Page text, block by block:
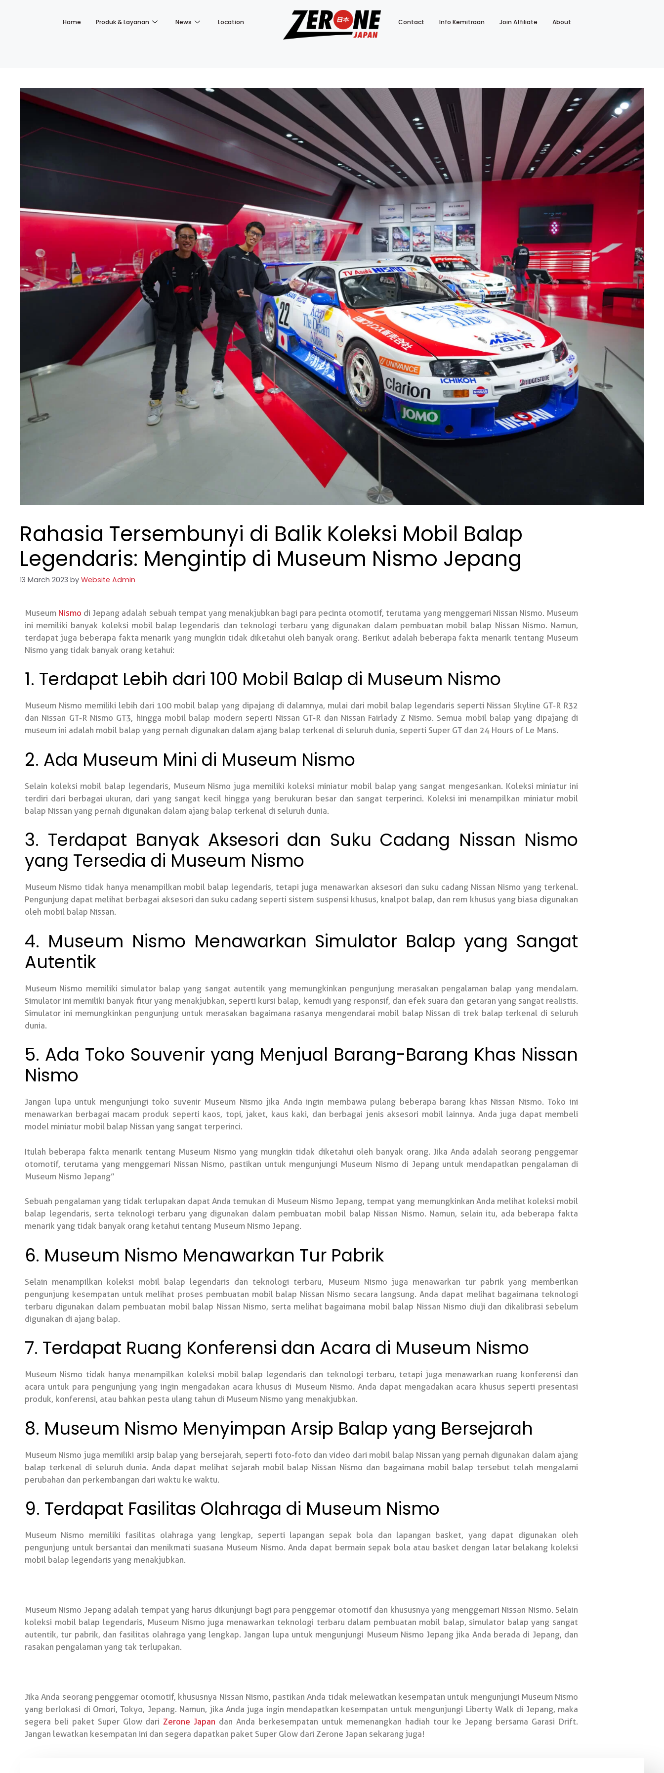
Home Produk & Layanan News Location Contact Info Kemitraan Join Affiliate About
Rahasia Tersembunyi di Balik Koleksi Mobil Balap
Legendaris: Mengintip di Museum Nismo Jepang
13 March 2023 by Website Admin
Museum Nismo di Jepang adalah sebuah tempat yang menakjubkan bagi para pecinta otomotif, terutama yang menggemari Nissan Nismo. Museum
ini memiliki banyak koleksi mobil balap legendaris dan teknologi terbaru yang digunakan dalam pembuatan mobil balap Nissan Nismo. Namun,
terdapat juga beberapa fakta menarik yang mungkin tidak diketahui oleh banyak orang. Berikut adalah beberapa fakta menarik tentang Museum
Nismo yang tidak banyak orang ketahui:
1. Terdapat Lebih dari 100 Mobil Balap di Museum Nismo
Museum Nismo memiliki lebih dari 100 mobil balap yang dipajang di dalamnya, mulai dari mobil balap legendaris seperti Nissan Skyline GT-R R32
dan Nissan GT-R Nismo GT3, hingga mobil balap modern seperti Nissan GT-R dan Nissan Fairlady Z Nismo. Semua mobil balap yang dipajang di
museum ini adalah mobil balap yang pernah digunakan dalam ajang balap terkenal di seluruh dunia, seperti Super GT dan 24 Hours of Le Mans.
2. Ada Museum Mini di Museum Nismo
Selain koleksi mobil balap legendaris, Museum Nismo juga memiliki koleksi miniatur mobil balap yang sangat mengesankan. Koleksi miniatur ini
terdiri dari berbagai ukuran, dari yang sangat kecil hingga yang berukuran besar dan sangat terperinci. Koleksi ini menampilkan miniatur mobil
balap Nissan yang pernah digunakan dalam ajang balap terkenal di seluruh dunia.
3. Terdapat Banyak Aksesori dan Suku Cadang Nissan Nismo
yang Tersedia di Museum Nismo
Museum Nismo tidak hanya menampilkan mobil balap legendaris, tetapi juga menawarkan aksesori dan suku cadang Nissan Nismo yang terkenal.
Pengunjung dapat melihat berbagai aksesori dan suku cadang seperti sistem suspensi khusus, knalpot balap, dan rem khusus yang biasa digunakan
oleh mobil balap Nissan.
4. Museum Nismo Menawarkan Simulator Balap yang Sangat
Autentik
Museum Nismo memiliki simulator balap yang sangat autentik yang memungkinkan pengunjung merasakan pengalaman balap yang mendalam.
Simulator ini memiliki banyak fitur yang menakjubkan, seperti kursi balap, kemudi yang responsif, dan efek suara dan getaran yang sangat realistis.
Simulator ini memungkinkan pengunjung untuk merasakan bagaimana rasanya mengendarai mobil balap Nissan di trek balap terkenal di seluruh
dunia.
5. Ada Toko Souvenir yang Menjual Barang-Barang Khas Nissan
Nismo
Jangan lupa untuk mengunjungi toko suvenir Museum Nismo jika Anda ingin membawa pulang beberapa barang khas Nissan Nismo. Toko ini
menawarkan berbagai macam produk seperti kaos, topi, jaket, kaus kaki, dan berbagai jenis aksesori mobil lainnya. Anda juga dapat membeli
model miniatur mobil balap Nissan yang sangat terperinci.
Itulah beberapa fakta menarik tentang Museum Nismo yang mungkin tidak diketahui oleh banyak orang. Jika Anda adalah seorang penggemar
otomotif, terutama yang menggemari Nissan Nismo, pastikan untuk mengunjungi Museum Nismo di Jepang untuk mendapatkan pengalaman di
Museum Nismo Jepang”
Sebuah pengalaman yang tidak terlupakan dapat Anda temukan di Museum Nismo Jepang, tempat yang memungkinkan Anda melihat koleksi mobil
balap legendaris, serta teknologi terbaru yang digunakan dalam pembuatan mobil balap Nissan Nismo. Namun, selain itu, ada beberapa fakta
menarik yang tidak banyak orang ketahui tentang Museum Nismo Jepang.
6. Museum Nismo Menawarkan Tur Pabrik
Selain menampilkan koleksi mobil balap legendaris dan teknologi terbaru, Museum Nismo juga menawarkan tur pabrik yang memberikan
pengunjung kesempatan untuk melihat proses pembuatan mobil balap Nissan Nismo secara langsung. Anda dapat melihat bagaimana teknologi
terbaru digunakan dalam pembuatan mobil balap Nissan Nismo, serta melihat bagaimana mobil balap Nissan Nismo diuji dan dikalibrasi sebelum
digunakan di ajang balap.
7. Terdapat Ruang Konferensi dan Acara di Museum Nismo
Museum Nismo tidak hanya menampilkan koleksi mobil balap legendaris dan teknologi terbaru, tetapi juga menawarkan ruang konferensi dan
acara untuk para pengunjung yang ingin mengadakan acara khusus di Museum Nismo. Anda dapat mengadakan acara khusus seperti presentasi
produk, konferensi, atau bahkan pesta ulang tahun di Museum Nismo yang menakjubkan.
8. Museum Nismo Menyimpan Arsip Balap yang Bersejarah
Museum Nismo juga memiliki arsip balap yang bersejarah, seperti foto-foto dan video dari mobil balap Nissan yang pernah digunakan dalam ajang
balap terkenal di seluruh dunia. Anda dapat melihat sejarah mobil balap Nissan Nismo dan bagaimana mobil balap tersebut telah mengalami
perubahan dan perkembangan dari waktu ke waktu.
9. Terdapat Fasilitas Olahraga di Museum Nismo
Museum Nismo memiliki fasilitas olahraga yang lengkap, seperti lapangan sepak bola dan lapangan basket, yang dapat digunakan oleh
pengunjung untuk bersantai dan menikmati suasana Museum Nismo. Anda dapat bermain sepak bola atau basket dengan latar belakang koleksi
mobil balap legendaris yang menakjubkan.
Museum Nismo Jepang adalah tempat yang harus dikunjungi bagi para penggemar otomotif dan khususnya yang menggemari Nissan Nismo. Selain
koleksi mobil balap legendaris, Museum Nismo juga menawarkan teknologi terbaru dalam pembuatan mobil balap, simulator balap yang sangat
autentik, tur pabrik, dan fasilitas olahraga yang lengkap. Jangan lupa untuk mengunjungi Museum Nismo Jepang jika Anda berada di Jepang, dan
rasakan pengalaman yang tak terlupakan.
Jika Anda seorang penggemar otomotif, khususnya Nissan Nismo, pastikan Anda tidak melewatkan kesempatan untuk mengunjungi Museum Nismo
yang berlokasi di Omori, Tokyo, Jepang. Namun, jika Anda juga ingin mendapatkan kesempatan untuk mengunjungi Liberty Walk di Jepang, maka
segera beli paket Super Glow dariZerone Japan dan Anda berkesempatan untuk memenangkan hadiah tour ke Jepang bersama Garasi Drift.
Jangan lewatkan kesempatan ini dan segera dapatkan paket Super Glow dari Zerone Japan sekarang juga!